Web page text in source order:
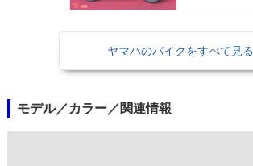
ヤマハのバイクをすべて見る
モデル／カラー／関連情報